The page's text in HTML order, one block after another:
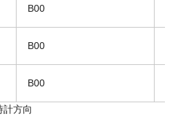
B00
B00
B00
計方向